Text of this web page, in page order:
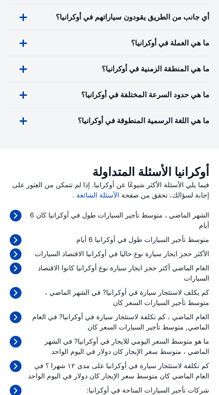
أي جانب من الطريق يقودون سياراتهم في أوكرانيا؟
ما هي العملة في أوكرانيا؟
ما هي المنطقة الزمنية في أوكرانيا؟
ما هي حدود السرعة المختلفة في أوكرانيا؟
ما هي اللغة الرسمية المنطوقة في أوكرانيا؟
أوكرانيا الأسئلة المتداولة
فيما يلي الأسئلة الأكثر شيوعًا عن أوكرانيا. إذا لم تتمكن من العثور على
إجابة لسؤالك، تحقق من صفحة الأسئلة الشائعة .
الشهر الماضي ، متوسط تأجير السيارات طول في أوكرانيا كان 6
أيام
متوسط تأجير السيارات طول في أوكرانيا 6 أيام
الأكثر حجز ايجار سيارة نوع حاليا في أوكرانيا الاقتصاد السيارات
العام الماضي أكثر حجز ايجار سيارة نوع أوكرانيا كانوا الاقتصاد
السيارات
كم يكلف لاستئجار سيارة في أوكرانيا? في الشهر الماضي ،
متوسط تأجير السيارات السعر كان
العام الماضي ، كم تكلفة لاستئجار سيارة في أوكرانيا? في العام
الماضي, متوسط تأجير السيارات السعر كان
ما هو متوسط السعر اليومي للايجار في أوكرانيا? في الشهر
الماضي ، متوسط سعر الإيجار كان دولار في اليوم الواحد
كم تكلفة لاستئجار سيارة في أوكرانيا على مدى ١٢ شهرا ؟ في
العام الماضي كان متوسط سعر الإيجار كان دولار في اليوم الواحد
شركات تأجير السيارات المتاحة في أوكرانيا: